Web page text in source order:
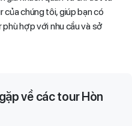
chúng tôi, giúp bạn có
hợp với nhu cầu và sở
về các tour Hòn